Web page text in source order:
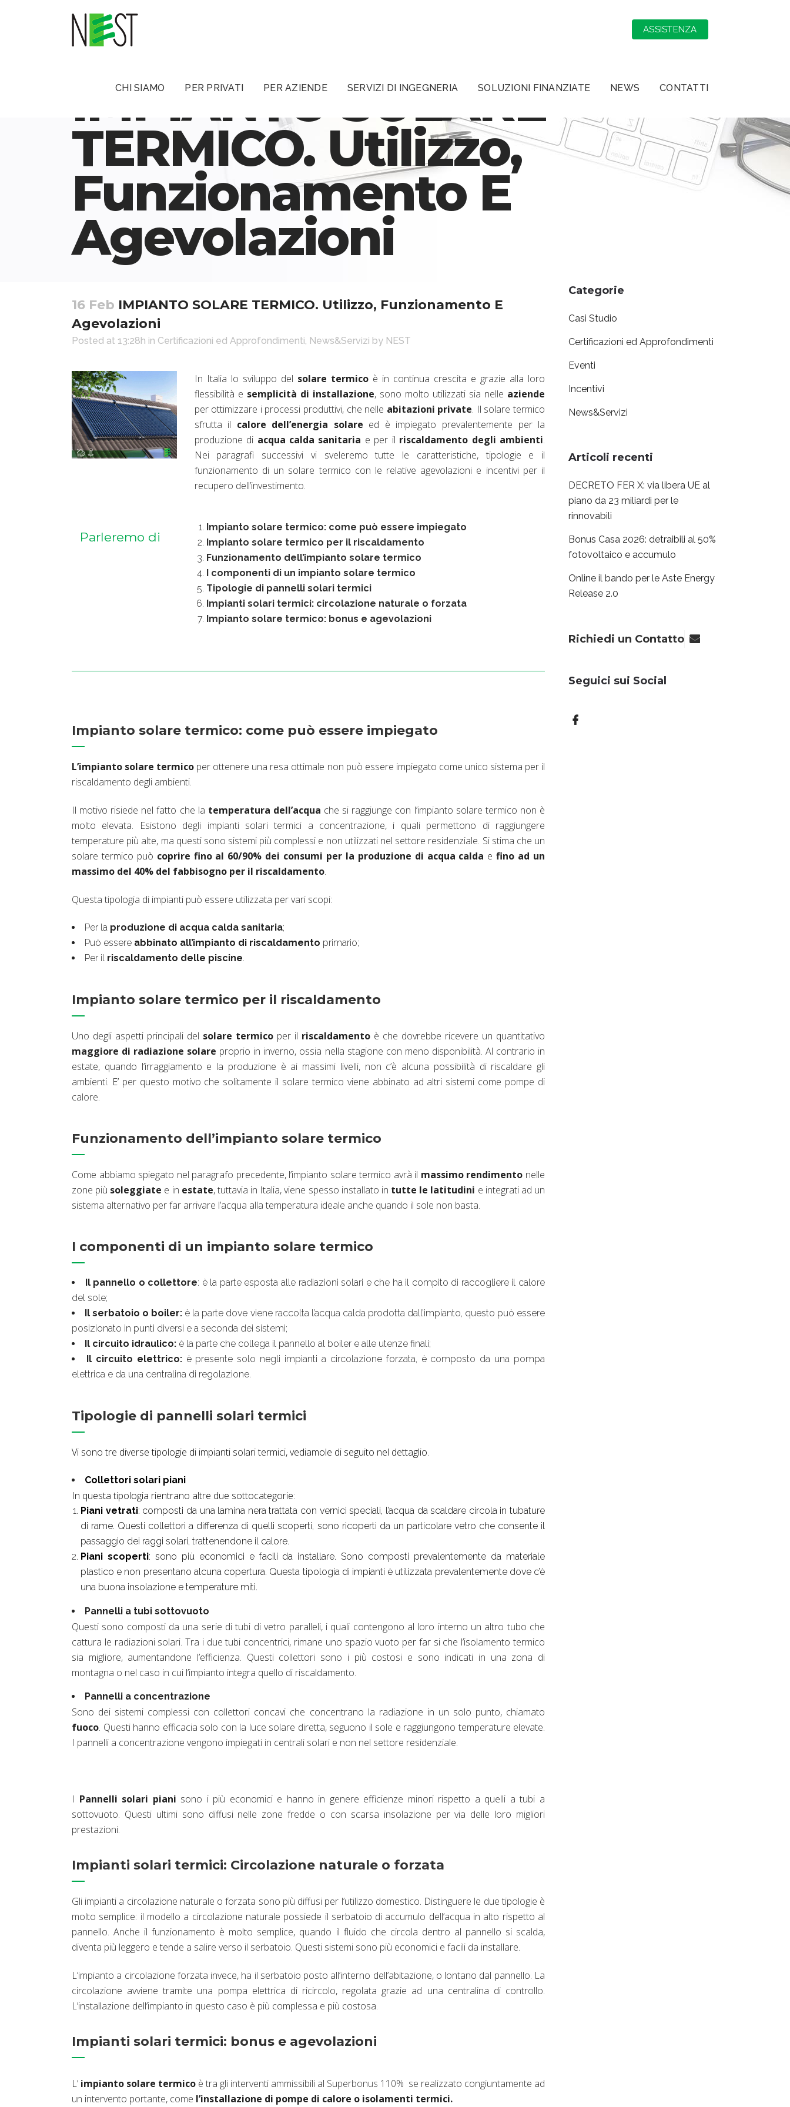
ASSISTENZA
CHI SIAMO PER PRIVATI PER AZIENDE SERVIZI DI INGEGNERIA SOLUZIONI FINANZIATE NEWS CONTATTI
IMPIANTO SOLARE
TERMICO. Utilizzo,
Funzionamento E
Agevolazioni
16 Feb IMPIANTO SOLARE TERMICO. Utilizzo, Funzionamento E
Agevolazioni
Posted at 13:28h in Certificazioni ed Approfondimenti, News&Servizi by NEST
In Italia lo sviluppo del solare termicoè in continua crescita e grazie alla loro
flessibilità e semplicità di installazione, sono molto utilizzati sia nelle aziende
per ottimizzare i processi produttivi, che nelle abitazioni private. Il solare termico
sfrutta il calore dell’energia solare ed è impiegato prevalentemente per la
produzione di acqua calda sanitaria e per il riscaldamento degli ambienti.
Nei paragrafi successivi vi sveleremo tutte le caratteristiche, tipologie e il
funzionamento di un solare termico con le relative agevolazioni e incentivi per il
recupero dell’investimento.
Parleremo di
Impianto solare termico: come può essere impiegato
Impianto solare termico per il riscaldamento
Funzionamento dell’impianto solare termico
I componenti di un impianto solare termico
Tipologie di pannelli solari termici
Impianti solari termici: circolazione naturale o forzata
Impianto solare termico: bonus e agevolazioni
Impianto solare termico: come può essere impiegato
L’impianto solare termico per ottenere una resa ottimale non può essere impiegato come unico sistema per il
riscaldamento degli ambienti.
Il motivo risiede nel fatto che la temperatura dell’acqua che si raggiunge con l’impianto solare termico non è
molto elevata. Esistono degli impianti solari termici a concentrazione, i quali permettono di raggiungere
temperature più alte, ma questi sono sistemi più complessi e non utilizzati nel settore residenziale. Si stima che un
solare termico può coprire fino al 60/90% dei consumi per la produzione di acqua calda efino ad un
massimo del 40% del fabbisogno per il riscaldamento.
Questa tipologia di impianti può essere utilizzata per vari scopi:
Per la produzione di acqua calda sanitaria;
Può essere abbinato all’impianto di riscaldamento primario;
Per il riscaldamento delle piscine.
Impianto solare termico per il riscaldamento
Uno degli aspetti principali del solare termico per il riscaldamento è che dovrebbe ricevere un quantitativo
maggiore di radiazione solare proprio in inverno, ossia nella stagione con meno disponibilità. Al contrario in
estate, quando l’irraggiamento e la produzione è ai massimi livelli, non c’è alcuna possibilità di riscaldare gli
ambienti. E’ per questo motivo che solitamente il solare termico viene abbinato ad altri sistemi come pompe di
calore.
Funzionamento dell’impianto solare termico
Come abbiamo spiegato nel paragrafo precedente, l’impianto solare termico avrà il massimo rendimento nelle
zone più soleggiate e in estate, tuttavia in Italia, viene spesso installato in tutte le latitudini e integrati ad un
sistema alternativo per far arrivare l’acqua alla temperatura ideale anche quando il sole non basta.
I componenti di un impianto solare termico
Il pannello o collettore: è la parte esposta alle radiazioni solari e che ha il compito di raccogliere il calore
del sole;
Il serbatoio o boiler: è la parte dove viene raccolta l’acqua calda prodotta dall’impianto, questo può essere
posizionato in punti diversi e a seconda dei sistemi;
Il circuito idraulico: è la parte che collega il pannello al boiler e alle utenze finali;
Il circuito elettrico: è presente solo negli impianti a circolazione forzata, è composto da una pompa
elettrica e da una centralina di regolazione.
Tipologie di pannelli solari termici
Vi sono tre diverse tipologie di impianti solari termici, vediamole di seguito nel dettaglio.
Collettori solari piani
In questa tipologia rientrano altre due sottocategorie:
Piani vetrati: composti da una lamina nera trattata con vernici speciali, l’acqua da scaldare circola in tubature
di rame. Questi collettori a differenza di quelli scoperti, sono ricoperti da un particolare vetro che consente il
passaggio dei raggi solari, trattenendone il calore.
Piani scoperti: sono più economici e facili da installare. Sono composti prevalentemente da materiale
plastico e non presentano alcuna copertura. Questa tipologia di impianti è utilizzata prevalentemente dove c’è
una buona insolazione e temperature miti.
Pannelli a tubi sottovuoto
Questi sono composti da una serie di tubi di vetro paralleli, i quali contengono al loro interno un altro tubo che
cattura le radiazioni solari. Tra i due tubi concentrici, rimane uno spazio vuoto per far si che l’isolamento termico
sia migliore, aumentandone l’efficienza. Questi collettori sono i più costosi e sono indicati in una zona di
montagna o nel caso in cui l’impianto integra quello di riscaldamento.
Pannelli a concentrazione
Sono dei sistemi complessi con collettori concavi che concentrano la radiazione in un solo punto, chiamato
fuoco. Questi hanno efficacia solo con la luce solare diretta, seguono il sole e raggiungono temperature elevate.
I pannelli a concentrazione vengono impiegati in centrali solari e non nel settore residenziale.
I Pannelli solari piani sono i più economici e hanno in genere efficienze minori rispetto a quelli a tubi a
sottovuoto. Questi ultimi sono diffusi nelle zone fredde o con scarsa insolazione per via delle loro migliori
prestazioni.
Impianti solari termici: Circolazione naturale o forzata
Gli impianti a circolazione naturale o forzata sono più diffusi per l’utilizzo domestico. Distinguere le due tipologie è
molto semplice: il modello a circolazione naturale possiede il serbatoio di accumulo dell’acqua in alto rispetto al
pannello. Anche il funzionamento è molto semplice, quando il fluido che circola dentro al pannello si scalda,
diventa più leggero e tende a salire verso il serbatoio. Questi sistemi sono più economici e facili da installare.
L’impianto a circolazione forzata invece, ha il serbatoio posto all’interno dell’abitazione, o lontano dal pannello. La
circolazione avviene tramite una pompa elettrica di ricircolo, regolata grazie ad una centralina di controllo.
L’installazione dell’impianto in questo caso è più complessa e più costosa.
Impianti solari termici: bonus e agevolazioni
L’ impianto solare termico è tra gli interventi ammissibili al Superbonus 110% se realizzato congiuntamente ad
un intervento portante, come l’installazione di pompe di calore o isolamenti termici.
Categorie
Casi Studio
Certificazioni ed Approfondimenti
Eventi
Incentivi
News&Servizi
Articoli recenti
DECRETO FER X: via libera UE al
piano da 23 miliardi per le
rinnovabili
Bonus Casa 2026: detraibili al 50%
fotovoltaico e accumulo
Online il bando per le Aste Energy
Release 2.0
Richiedi un Contatto
Seguici sui Social